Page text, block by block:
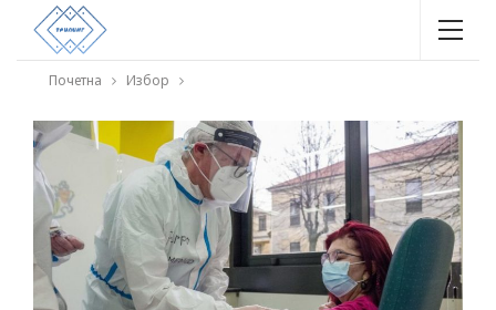
Почетна Избор